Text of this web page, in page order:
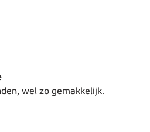
wel zo gemakkelijk.